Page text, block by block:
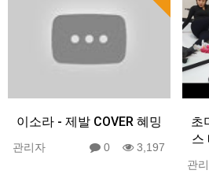
이소라 - 제발 COVER 혜밍
관리자 0 3,197
초
스
관